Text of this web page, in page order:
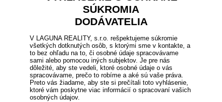
SÚKROMIA
DODÁVATELIA
V LAGUNA REALITY, s.r.o. rešpektujeme súkromie
všetkých dotknutých osôb, s ktorými sme v kontakte, a
to bez ohľadu na to, či osobné údaje spracovávame
sami alebo pomocou iných subjektov. Je pre nás
dôležité, aby ste vedeli, ktoré osobné údaje o vás
spracovávame, prečo to robíme a aké sú vaše práva.
Preto vás žiadame, aby ste si prečítali toto vyhlásenie,
ktoré vám poskytne viac informácií o spracovaní vašich
osobných údajov.